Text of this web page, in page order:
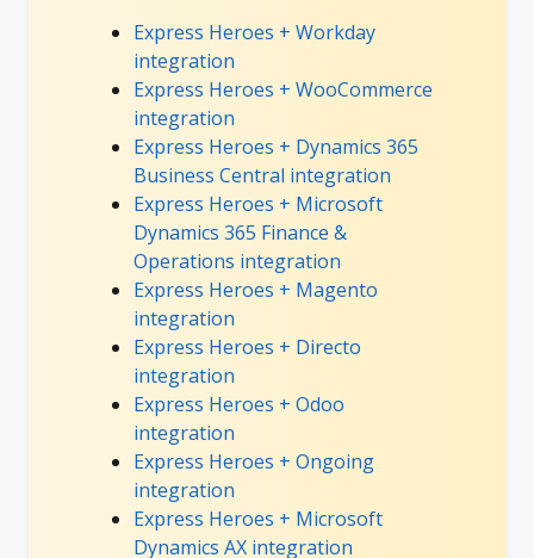
Express Heroes + Workday
integration
Express Heroes + WooCommerce
integration
Express Heroes + Dynamics 365
Business Central integration
Express Heroes + Microsoft
Dynamics 365 Finance &
Operations integration
Express Heroes + Magento
integration
Express Heroes + Directo
integration
Express Heroes + Odoo
integration
Express Heroes + Ongoing
integration
Express Heroes + Microsoft
Dynamics AX integration